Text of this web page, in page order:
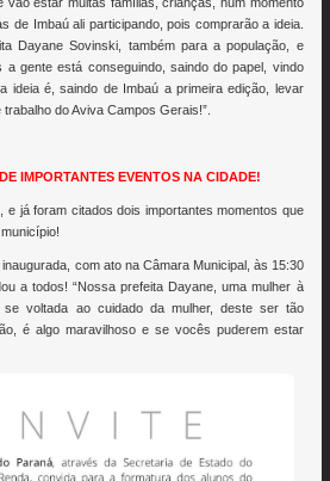
de Imbaú ali participando, pois comprarão a ideia.
Dayane Sovinski, também para a população, e
gente está conseguindo, saindo do papel, vindo
ideia é, saindo de Imbaú a primeira edição, levar
do Aviva Campos Gerais!”.
IMPORTANTES EVENTOS NA CIDADE!
e já foram citados dois importantes momentos que
com ato na Câmara Municipal, às 15:30
a todos! “Nossa prefeita Dayane, uma mulher à
se voltada ao cuidado da mulher, deste ser tão
é algo maravilhoso e se vocês puderem estar